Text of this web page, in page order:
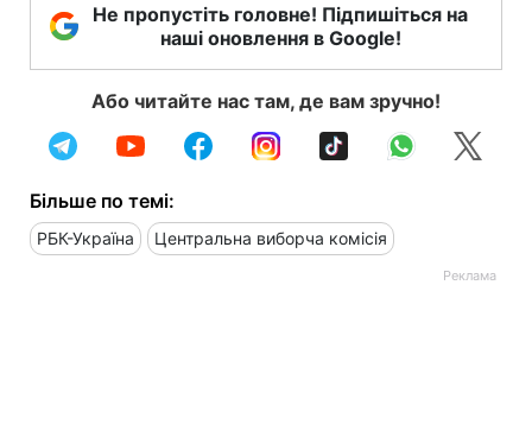
Не пропустіть головне! Підпишіться на
наші оновлення в Google!
Або читайте нас там, де вам зручно!
Більше по темі:
РБК-Україна Центральна виборча комісія